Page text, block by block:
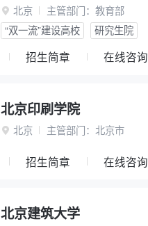
 北京 主管部门： 教育部
“双一流”建设高校
研究生院
招生简章 在线咨询
北京印刷学院
 北京 主管部门： 北京市
招生简章 在线咨询
北京建筑大学